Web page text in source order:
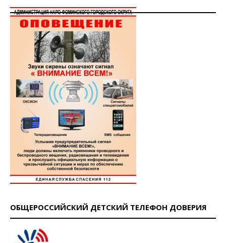
ОБЩЕРОССИЙСКИЙ ДЕТСКИЙ ТЕЛЕФОН ДОВЕРИЯ